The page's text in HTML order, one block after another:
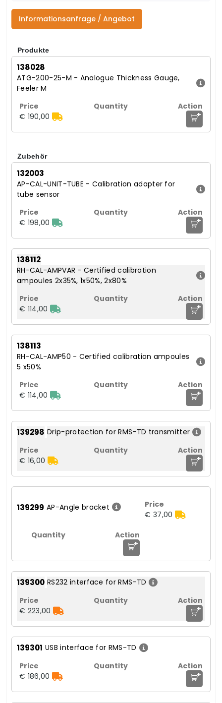
Informationsanfrage / Angebot
Produkte
138028
ATG-200-25-M - Analogue Thickness Gauge,
Feeler M
€ 190,00 +
Zubehör
132003
AP-CAL-UNIT-TUBE - Calibration adapter for
tube sensor
€ 198,00 +
138112
RH-CAL-AMPVAR - Certified calibration
ampoules 2x35%, 1x50%, 2x80%
€ 114,00 +
138113
RH-CAL-AMP50 - Certified calibration ampoules
5 x50%
€ 114,00 +
139298 Drip-protection for RMS-TD transmitter
€ 16,00 +
139299 AP-Angle bracket
€ 37,00
+
139300 RS232 interface for RMS-TD
€ 223,00 +
139301 USB interface for RMS-TD
€ 186,00 +